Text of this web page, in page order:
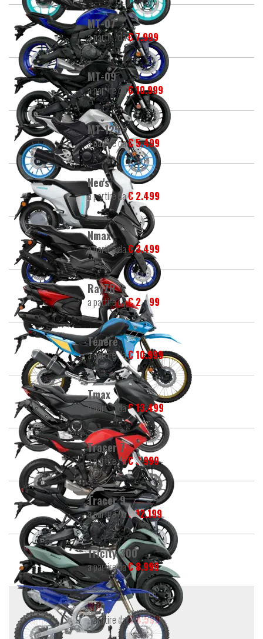
MT-07
a partire da€ 7.999
MT-09
a partire da€ 10.999
MT-125
a partire da€ 5.499
Neo's
a partire da€ 2.499
Nmax
a partire da€ 3.499
RayZR
a partire da€ 2.499
Ténéré
a partire da€ 10.999
Tmax
a partire da€ 13.499
Tracer 7
a partire da€ 9.999
Tracer 9
a partire da€ 12.199
Tricity 300
a partire da€ 8.999
WR
a partire da€ 4.599